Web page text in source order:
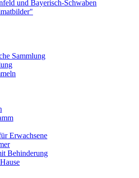
und Bayerisch-Schwaben
Sammlung
Erwachsene
Behinderung